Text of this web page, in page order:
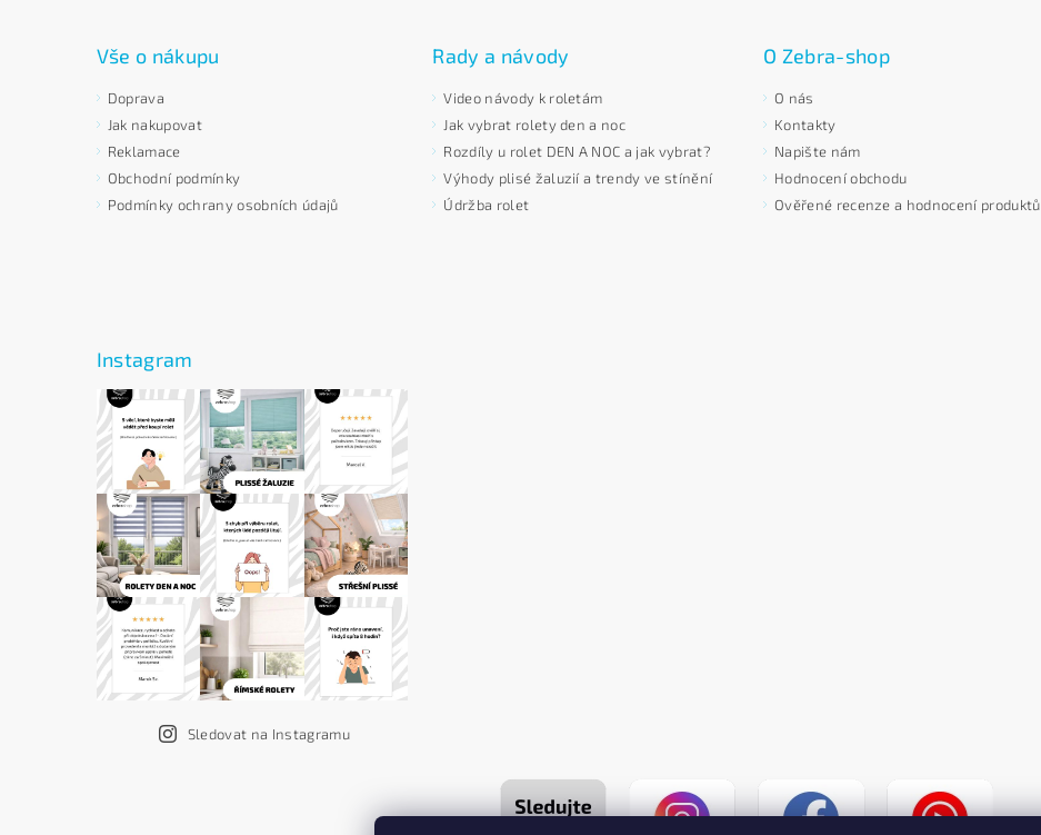
Vše o nákupu
Doprava
Jak nakupovat
Reklamace
Obchodní podmínky
Podmínky ochrany osobních údajů
Rady a návody
Video návody k roletám
Jak vybrat rolety den a noc
Rozdíly u rolet DEN A NOC a jak vybrat?
Výhody plisé žaluzií a trendy ve stínění
Údržba rolet
O Zebra-shop
O nás
Kontakty
Napište nám
Hodnocení obchodu
Ověřené recenze a hodnocení produktů
Instagram
Sledovat na Instagramu